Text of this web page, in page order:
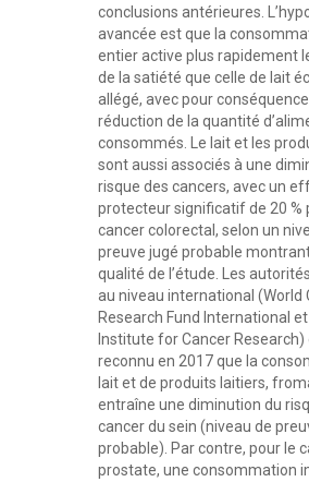
conclusions antérieures.
avancée est que la
entier active plus rapidement
de la satiété que celle de lait
allégé, avec pour
réduction de la quantité
consommés. Le lait et les
sont aussi associés à une
risque des cancers, avec un
protecteur significatif de 20 %
cancer colorectal, selon un
preuve jugé probable
qualité de l’étude. Les
au niveau international (World
Research Fund International
Institute for Cancer Research)
reconnu en 2017 que la
lait et de produits laitiers,
entraîne une diminution du
cancer du sein (niveau de
probable). Par contre, pour le
prostate, une consommation